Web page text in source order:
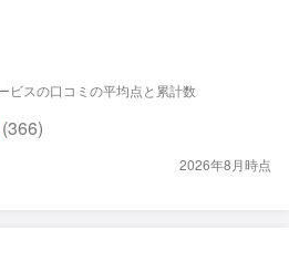
ビスの口コミの平均点と累計数
(366)
2026年8月時点